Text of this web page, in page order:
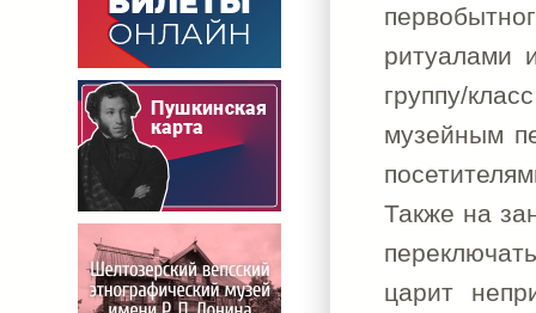
ритуалами
группу/
музейным
Также на
царит